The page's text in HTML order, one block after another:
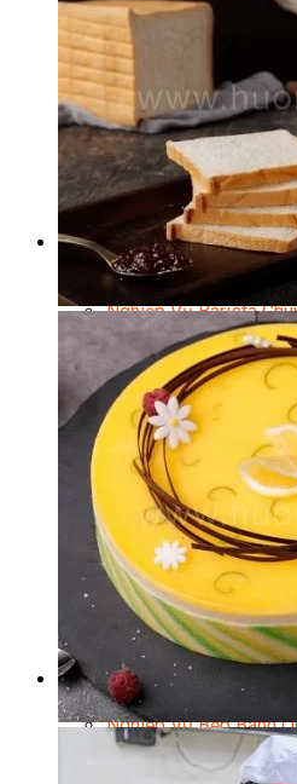
Food Stylist
Master Class
Bếp Gia Đình
Học Nấu Ăn Mở Quán
Chuyên Đề Bếp Nóng
Khởi Sự Kinh Doanh
Khởi Sự Kinh Doanh
Bí Quyết Kinh Doanh
Thực
Video Dạy Nấu Ăn
Pha Chế
Nghiệp Vụ Bar Trưởng
Nghiệp Vụ Bartender
Nghiệp Vụ Barista
Nghiệp Vụ Flair
Nghiệp Vụ Pha Chế
Nghiệp Vụ Pha Chế
Nghiệp Vụ Quản Lý Bar
Chuyên Gia Cà Phê
Cà Phê Pha Máy
Khởi Sự Kinh Doanh
Bí Quyết Khởi Nghiệp
Kinh Doanh Mô Hình
Kinh Doanh Chuỗi Và
Tiếng Anh Chuyên
Học Làm Kem
Học Pha Chế Trà Sữa
Chuyên Đề Pha Chế
Video Dạy Pha Chế
Làm Bánh
Nghiệp Vụ Bếp Trưởng
Nghiệp Vụ Bếp Bánh
Nghiệp Vụ Quản Lý
Nghiệp Vụ Bánh Kem